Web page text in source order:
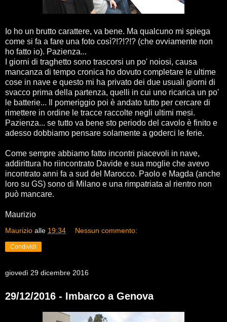
Io ho un brutto carattere, va bene. Ma qualcuno mi spiega
come si fa a fare una foto così?!?!?!? (che ovviamente non
ho fatto io). Pazienza...
I giorni di traghetto sono trascorsi un po' noiosi, causa
mancanza di tempo cronica ho dovuto completare le ultime
cose in nave e questo mi ha privato dei due usuali giorni di
svacco prima della partenza, quelli in cui uno ricarica un po'
le batterie... Il pomeriggio poi è andato tutto per cercare di
rimettere in ordine le tracce raccolte negli ultimi mesi.
Pazienza... se tutto va bene sto periodo del cavolo è finito e
adesso dobbiamo pensare solamente a goderci le ferie.
Come sempre abbiamo fatto incontri piacevoli in nave,
addirittura ho riincontrato Davide e sua moglie che avevo
incontrato anni fa a sud del Marocco. Paolo e Magda (anche
loro su GS) sono di Milano e una rimpatriata al rientro non
può mancare.
Maurizio
Maurizio alle 19:34 Nessun commento:
Condividi
giovedì 29 dicembre 2016
29/12/2016 - Imbarco a Genova